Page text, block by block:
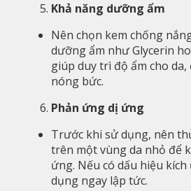
Khả năng dưỡng ẩm
Nên chọn kem chống
dưỡng ẩm như Glycerin
giúp duy trì độ ẩm cho
nóng bức.
Phản ứng dị ứng
Trước khi sử dụng, nên
trên một vùng da nhỏ để
ứng. Nếu có dấu hiệu
dụng ngay lập tức.